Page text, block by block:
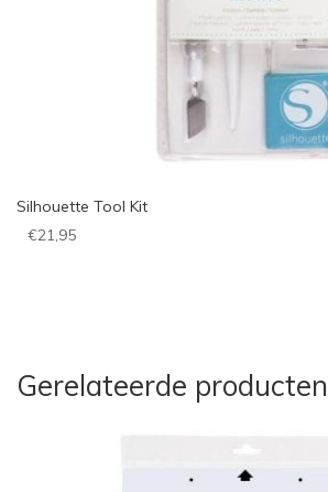
Silhouette Tool Kit
€21,95
Gerelateerde producten